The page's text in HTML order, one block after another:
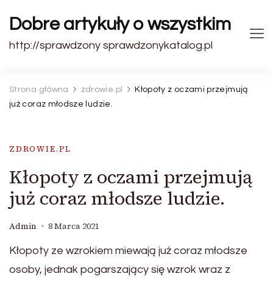
Dobre artykuły o wszystkim
http://sprawdzony sprawdzonykatalog.pl
Strona główna zdrowie.pl
Kłopoty z oczami przejmują
już coraz młodsze ludzie.
ZDROWIE.PL
Kłopoty z oczami przejmują
już coraz młodsze ludzie.
Admin 8 Marca 2021
Kłopoty ze wzrokiem miewają już coraz młodsze
osoby, jednak pogarszający się wzrok wraz z